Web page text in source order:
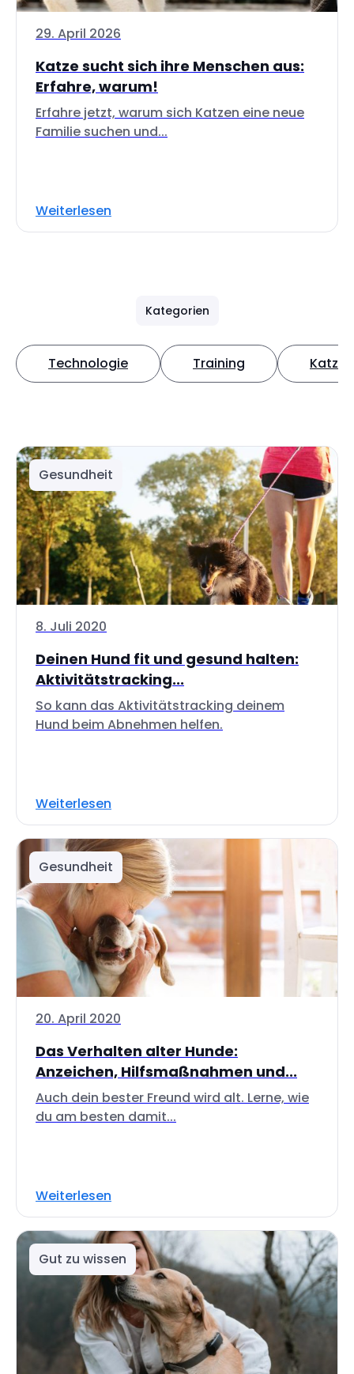
29. April 2026
Katze sucht sich ihre Menschen aus:
Erfahre, warum!
Erfahre jetzt, warum sich Katzen eine neue
Familie suchen und...
Weiterlesen
Kategorien
Technologie Training Katze
Gesundheit
8. Juli 2020
Deinen Hund fit und gesund halten:
Aktivitätstracking...
So kann das Aktivitätstracking deinem
Hund beim Abnehmen helfen.
Weiterlesen
Gesundheit
20. April 2020
Das Verhalten alter Hunde:
Anzeichen, Hilfsmaßnahmen und...
Auch dein bester Freund wird alt. Lerne, wie
du am besten damit...
Weiterlesen
Gut zu wissen